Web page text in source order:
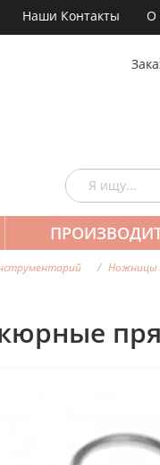
Наши Контакты О
Ножницы